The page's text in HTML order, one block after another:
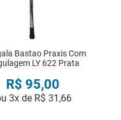
Bastao Praxis Com
LY 622 Prata
R$ 95,00
3x de R$ 31 ,66